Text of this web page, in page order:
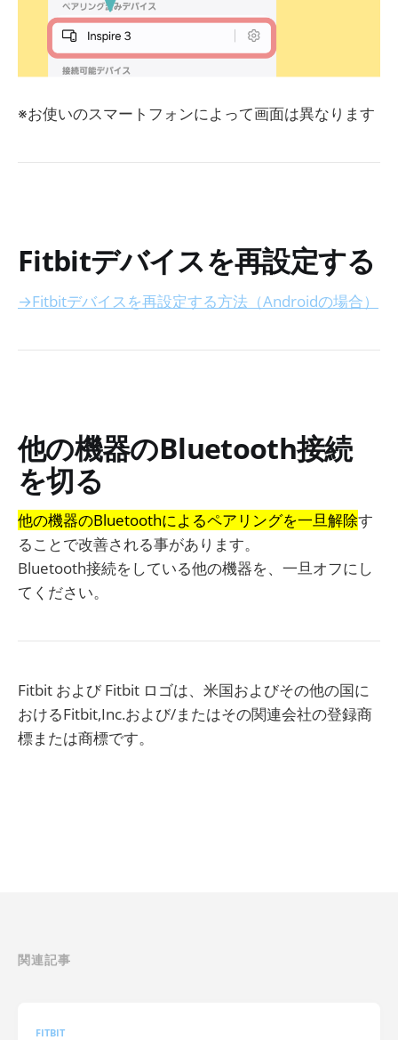
※お使いのスマートフォンによって画面は異なります
Fitbitデバイスを再設定する
→Fitbitデバイスを再設定する方法（Androidの場合）
他の機器のBluetooth接続
を切る
他の機器のBluetoothによるペアリングを一旦解除す
ることで改善される事があります。
Bluetooth接続をしている他の機器を、一旦オフにし
てください。
Fitbit および Fitbit ロゴは、米国およびその他の国に
おけるFitbit,Inc.および/またはその関連会社の登録商
標または商標です。
関連記事
FITBIT